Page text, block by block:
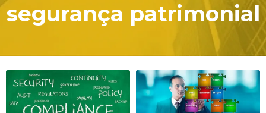
segurança patrimonial